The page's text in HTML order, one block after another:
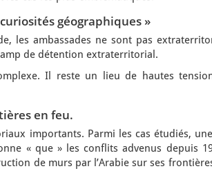
géographiques »
les ambassades ne sont pas
de détention extraterritorial.
Il reste un lieu de hautes
en feu.
importants. Parmi les cas étudiés,
« que » les conflits advenus depuis
de murs par l’Arabie sur ses